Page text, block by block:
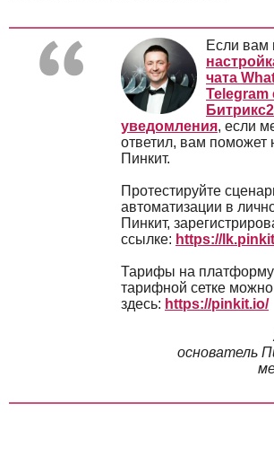
Если вам
чата
Telegram
уведомления, если
ответил, вам поможет
Пинкит.
Протестируйте
автоматизации в
Пинкит,
ссылке: https://
Тарифы на
тарифной сетке
здесь: https://pinkit.io/
основатель